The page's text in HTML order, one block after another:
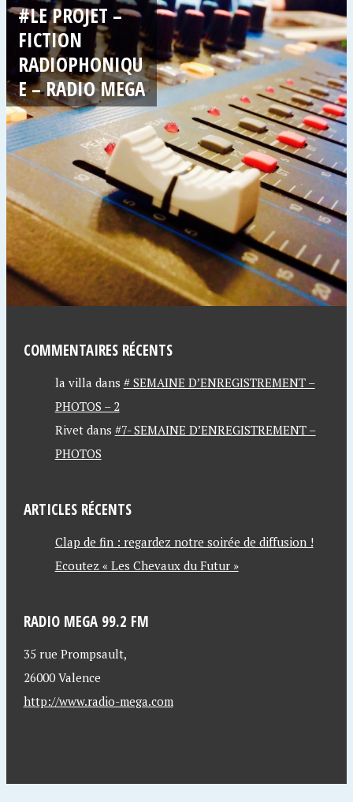
#LE PROJET –
FICTION
RADIOPHONIQU
E – RADIO MEGA
COMMENTAIRES RÉCENTS
la villa dans # SEMAINE D’ENREGISTREMENT –
PHOTOS – 2
Rivetdans #7- SEMAINE D’ENREGISTREMENT –
PHOTOS
ARTICLES RÉCENTS
Clap de fin : regardez notre soirée de diffusion !
Ecoutez « Les Chevaux du Futur »
RADIO MEGA 99.2 FM
35 rue Prompsault,
26000 Valence
http://www.radio-mega.com